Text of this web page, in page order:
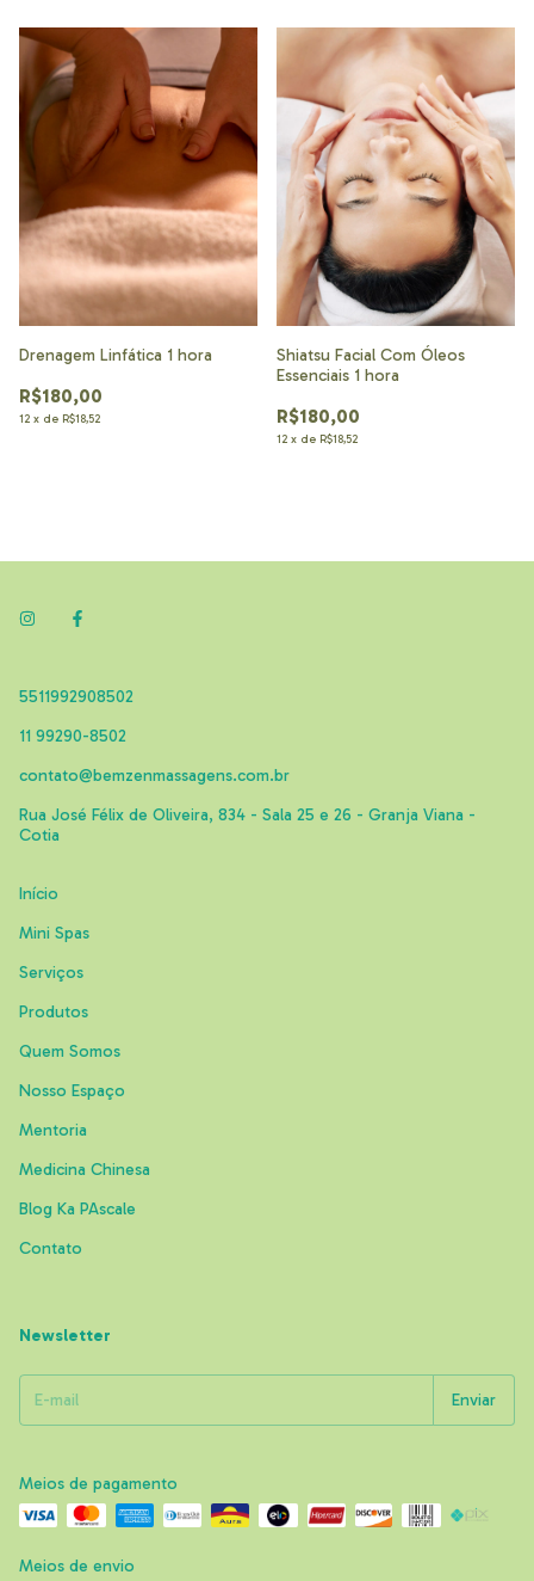
Drenagem Linfática 1 hora
R$180,00
12 x de R$18,52
Shiatsu Facial Com Óleos
Essenciais 1 hora
R$180,00
12 x de R$18,52
5511992908502
11 99290-8502
contato@bemzenmassagens.com.br
Rua José Félix de Oliveira, 834 - Sala 25 e 26 - Granja Viana -
Cotia
Início
Mini Spas
Serviços
Produtos
Quem Somos
Nosso Espaço
Mentoria
Medicina Chinesa
Blog Ka PAscale
Contato
Newsletter
Meios de pagamento
Meios de envio